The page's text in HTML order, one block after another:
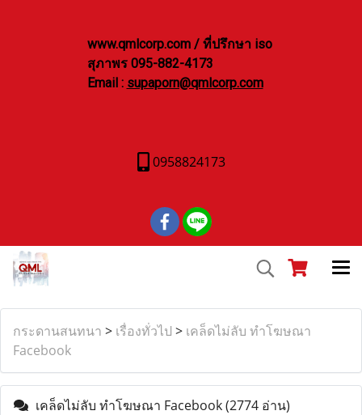
www.qmlcorp.com / ที่ปรึกษา iso
สุภาพร 095-882-4173
Email : supaporn@qmlcorp.com
0958824173
กระดานสนทนา > เรื่องทั่วไป > เคล็ดไม่ลับ ทำโฆษณา
Facebook
เคล็ดไม่ลับ ทำโฆษณา Facebook(2774 อ่าน)